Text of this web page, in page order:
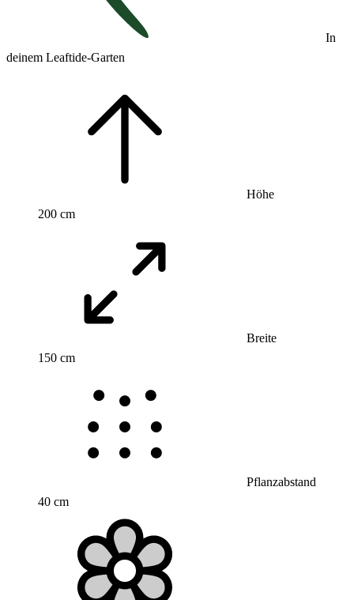
In
deinem Leaftide-Garten
Höhe
200 cm
Breite
150 cm
Pflanzabstand
40 cm